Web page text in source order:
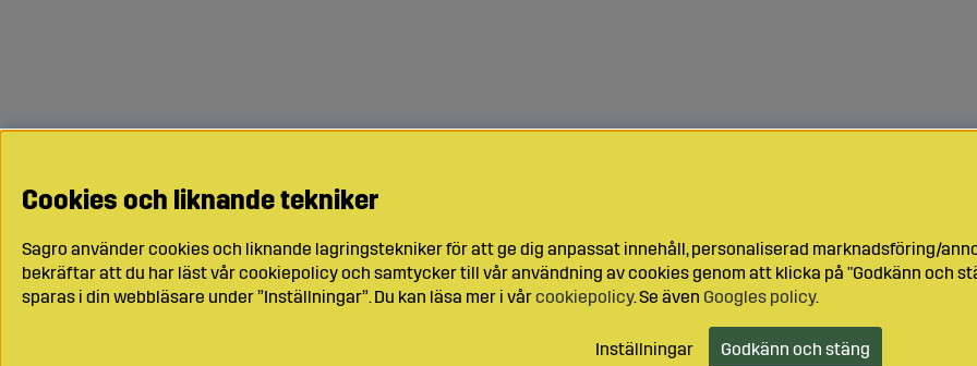
Cookies och liknande tekniker
Sagro använder cookies och liknande lagringstekniker för att ge dig anpassat innehåll, personaliserad marknadsföring/
bekräftar att du har läst vår cookiepolicy och samtycker till vår användning av cookies genom att klicka på "Godkänn och
sparas i din webbläsare under ”Inställningar”. Du kan läsa mer i vårcookiepolicy. Se även Googles policy.
Inställningar Godkänn och stäng